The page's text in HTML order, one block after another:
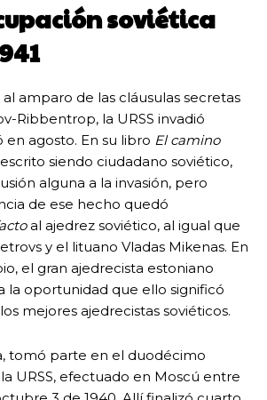
soviética
al amparo de las cláusulas secretas
Ribbentrop, la URSS invadió
en agosto. En su libro El camino
siendo ciudadano soviético,
alguna a la invasión, pero
de ese hecho quedó
al ajedrez soviético, al igual que
y el lituano Vladas Mikenas. En
el gran ajedrecista estoniano
la oportunidad que ello significó
mejores ajedrecistas soviéticos.
tomó parte en el duodécimo
URSS, efectuado en Moscú entre